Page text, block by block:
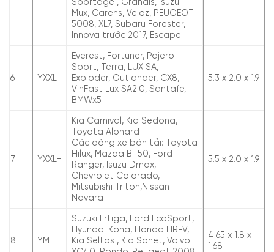
Sportage , Grandis, Isuzu
Mux, Carens, Veloz, PEUGEOT
5008, XL7, Subaru Forester,
Innova trước 2017, Escape
6 YXXL
Everest, Fortuner, Pajero
Sport, Terra, LUX SA,
Exploder, Outlander, CX8,
VinFast Lux SA2.0, Santafe,
BMWx5
5.3 x 2.0 x 1.9
7 YXXL+
Kia Carnival, Kia Sedona,
Toyota Alphard
Các dòng xe bán tải: Toyota
Hilux, Mazda BT50, Ford
Ranger, Isuzu Dmax,
Chevrolet Colorado,
Mitsubishi Triton,Nissan
Navara
5.5 x 2.0 x 1.9
8 YM
Suzuki Ertiga, Ford EcoSport,
Hyundai Kona, Honda HR-V,
Kia Seltos , Kia Sonet, Volvo
4.65 x 1.8 x
1.68